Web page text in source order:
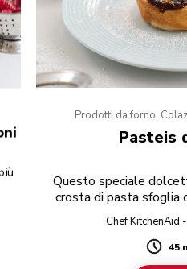
Prodotti da forno,
Pasteis
Questo speciale
crosta di pasta sfoglia
dolce alla
Chef KitchenAid
45